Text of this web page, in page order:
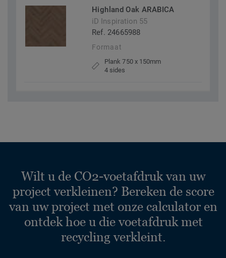
Highland Oak ARABICA
iD Inspiration 55
Ref. 24665988
Formaat
Plank 750 x 150mm
4 sides
Wilt u de CO2-voetafdruk van uw
project verkleinen? Bereken de score
van uw project met onze calculator en
ontdek hoe u die voetafdruk met
recycling verkleint.